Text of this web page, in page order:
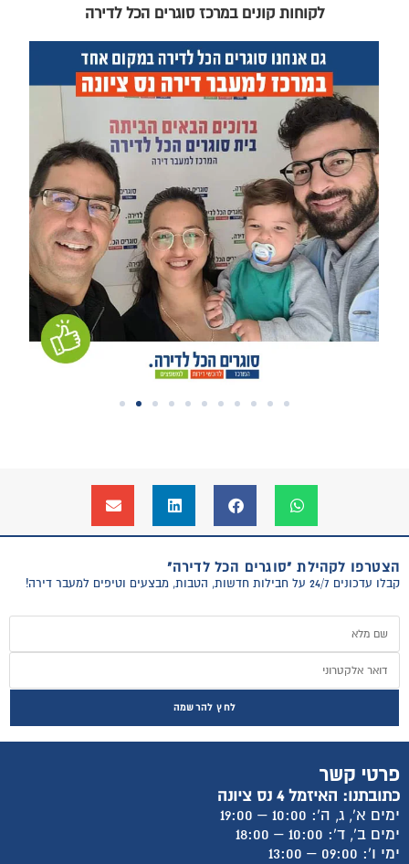
לקוחות קונים במרכז סוגרים הכל לדירה
הצטרפו לקהילת "סוגרים הכל לדירה"
קבלו עדכונים 24/7 על חבילות חדשות, הטבות, מבצעים וטיפים למעבר דירה!
לחץ להרשמה
פרטי קשר
כתובתנו: האיזמל 4 נס ציונה
ימים א', ג, ה': 10:00 – 19:00
ימים ב', ד': 10:00 – 18:00
ימי ו': 09:00 – 13:00